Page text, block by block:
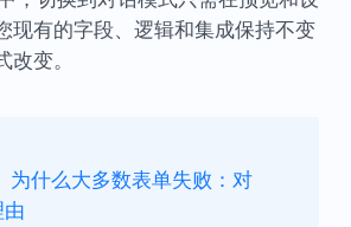
现有的字段、逻辑和集成保持不变
变。
为什么大多数表单失败：对